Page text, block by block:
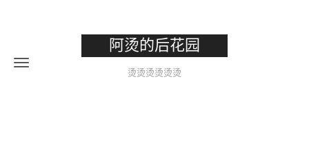
阿烫的后花园
烫烫烫烫烫烫